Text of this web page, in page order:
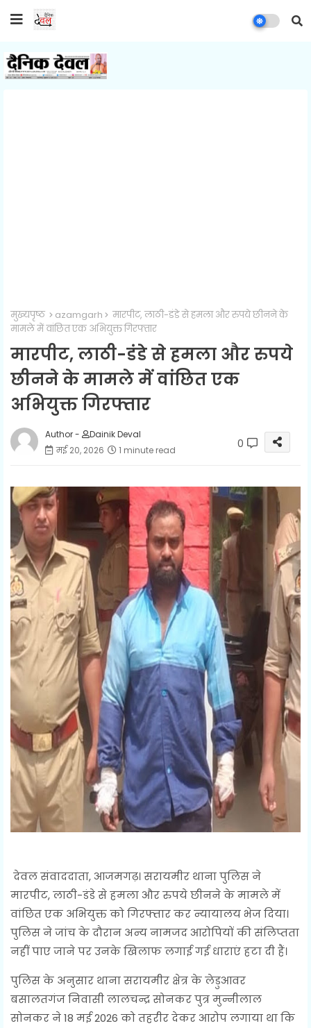
मुख्यपृष्ठ azamgarh
मारपीट, लाठी-डंडे से हमला और रुपये छीनने के
मामले में वांछित एक अभियुक्त गिरफ्तार
मारपीट, लाठी-डंडे से हमला और रुपये
छीनने के मामले में वांछित एक
अभियुक्त गिरफ्तार
Author -
Dainik Deval
मई 20, 2026
1 minute read 0
देवल संवाददाता, आजमगढ़। सरायमीर थाना पुलिस ने
मारपीट, लाठी-डंडे से हमला और रुपये छीनने के मामले में
वांछित एक अभियुक्त को गिरफ्तार कर न्यायालय भेज दिया।
पुलिस ने जांच के दौरान अन्य नामजद आरोपियों की संलिप्तता
नहीं पाए जाने पर उनके खिलाफ लगाई गई धाराएं हटा दी हैं।
पुलिस के अनुसार थाना सरायमीर क्षेत्र के लेडुआवर
बसालतगंज निवासी लालचन्द्र सोनकर पुत्र मुन्नीलाल
सोनकर ने 18 मई 2026 को तहरीर देकर आरोप लगाया था कि